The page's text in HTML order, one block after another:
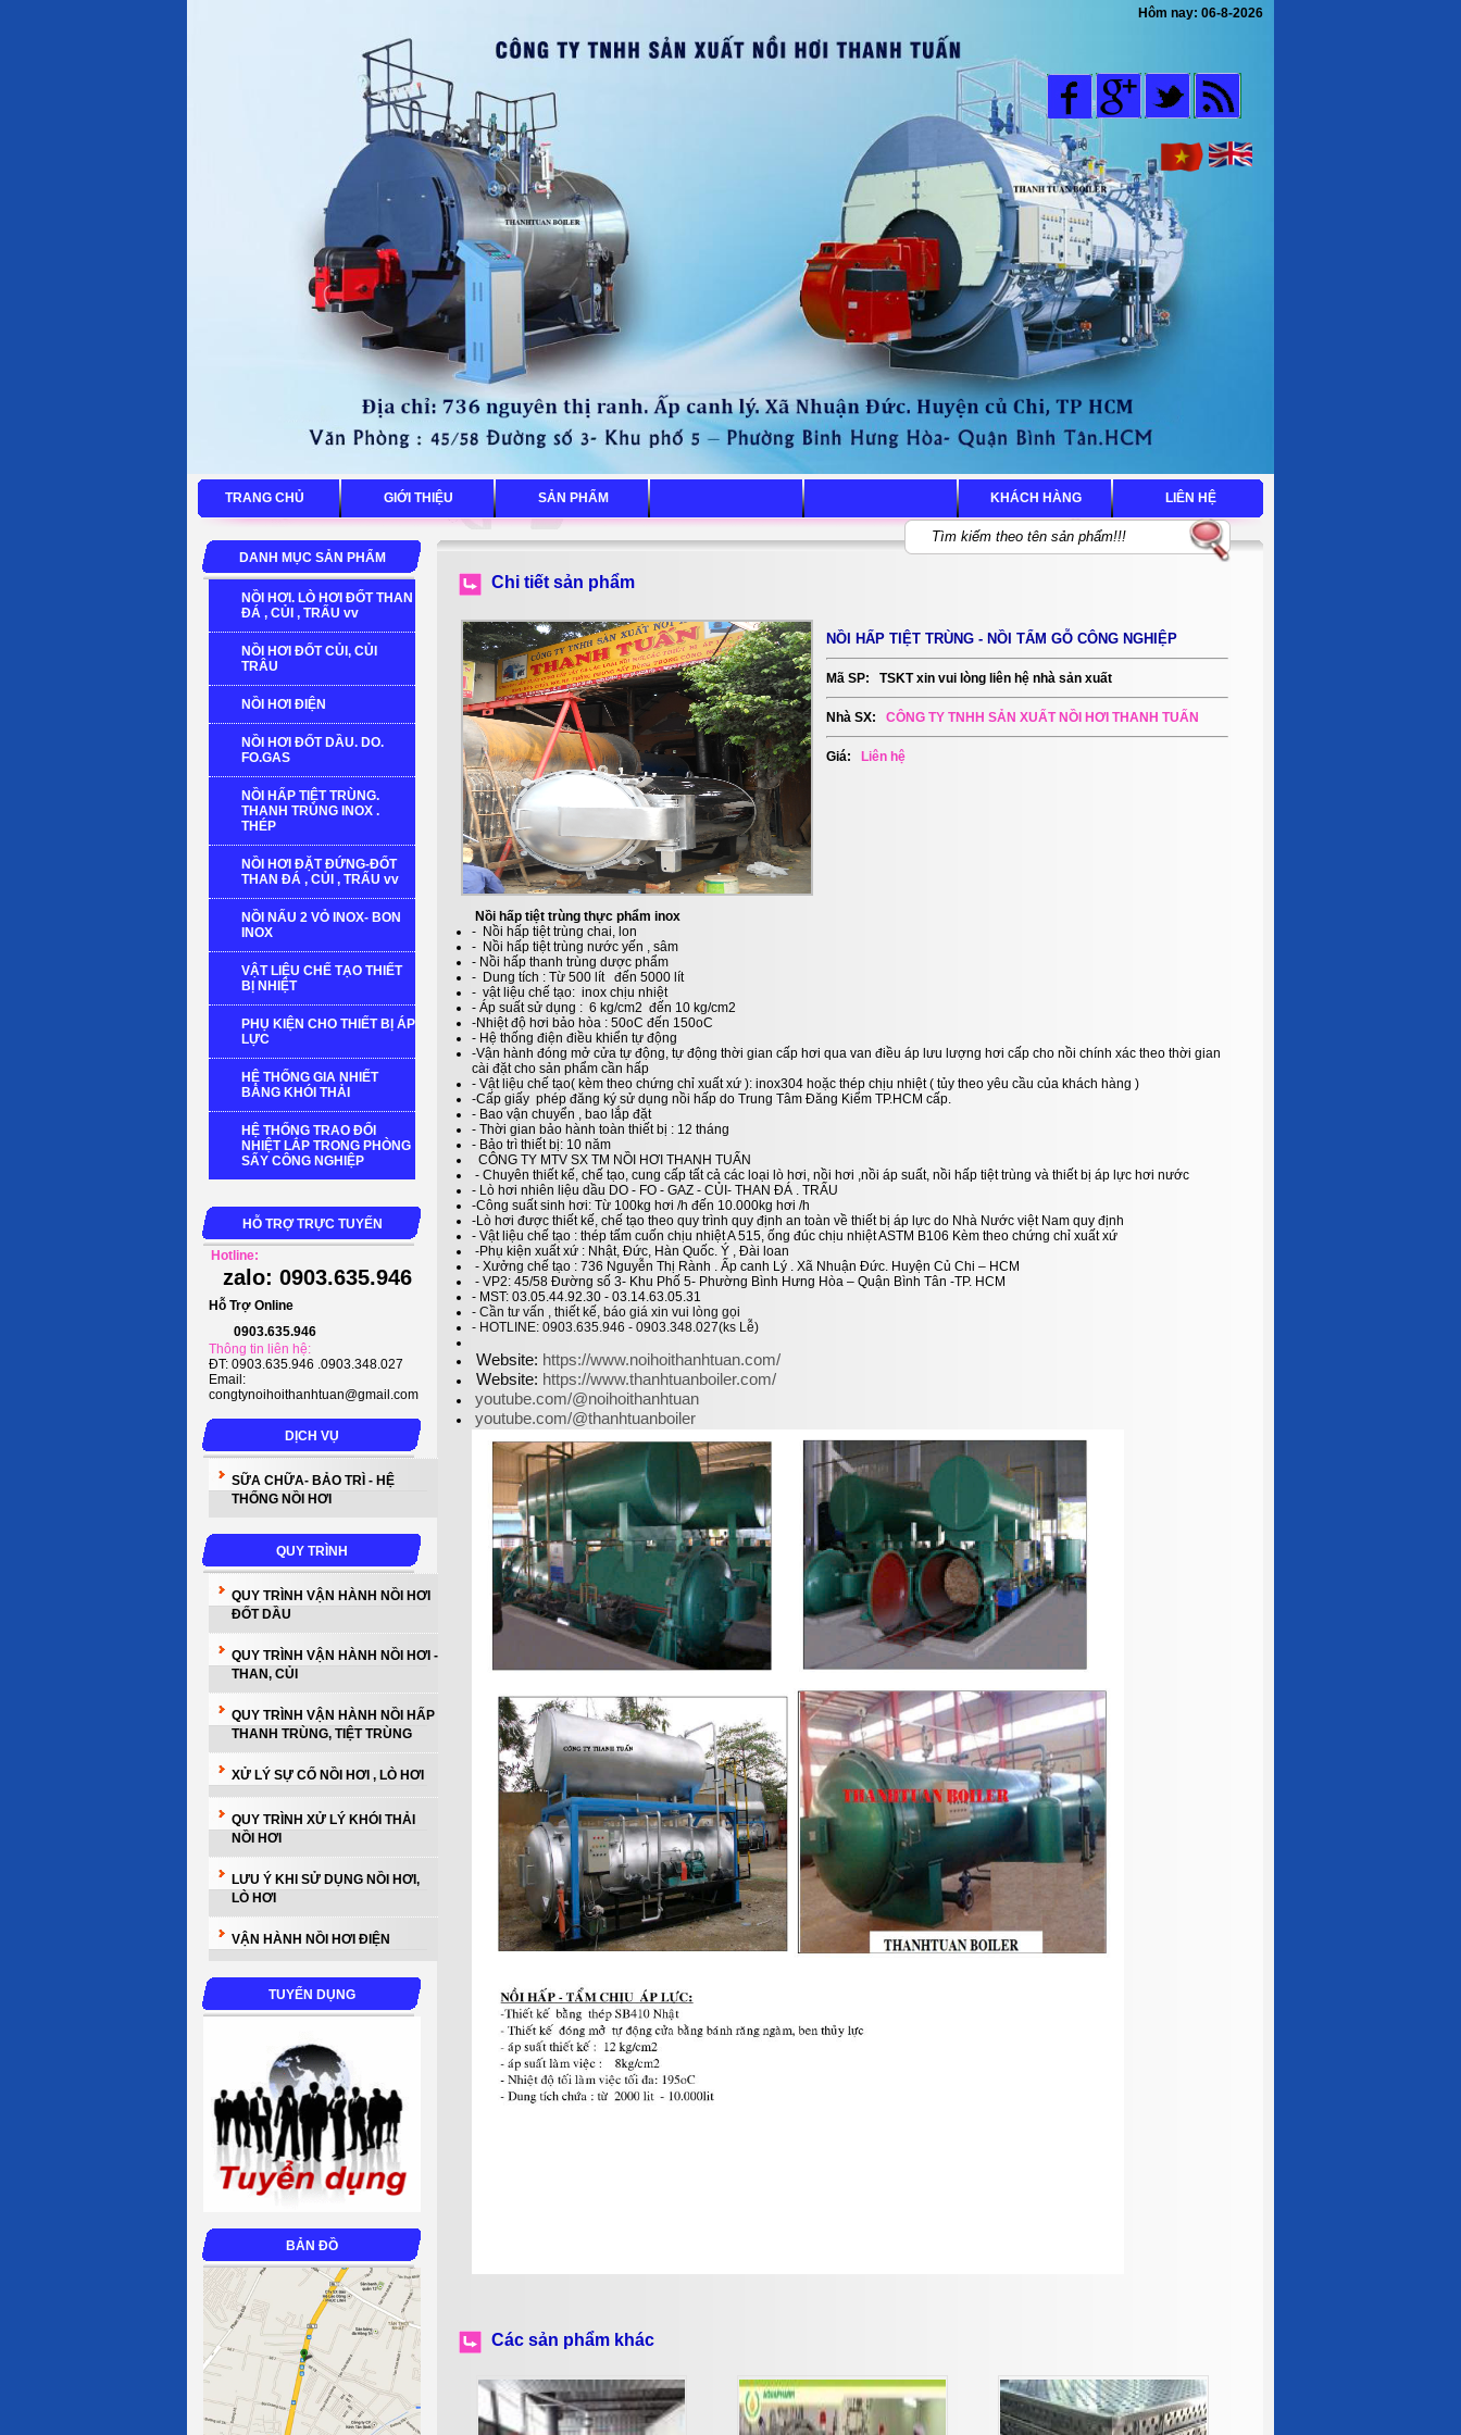
Hôm nay: 06-8-2026
TRANG CHỦ GIỚI THIỆU SẢN PHẨM KHÁCH HÀNG LIÊN HỆ
DANH MỤC SẢN PHẨM
NỒI HƠI. LÒ HƠI ĐỐT THAN
ĐÁ , CỦI , TRẤU vv
NỒI HƠI ĐỐT CỦI, CỦI
TRÂU
NỒI HƠI ĐIỆN
NỒI HƠI ĐỐT DẦU. DO.
FO.GAS
NỒI HẤP TIỆT TRÙNG.
THANH TRÙNG INOX .
THÉP
NỒI HƠI ĐẶT ĐỨNG-ĐỐT
THAN ĐÁ , CỦI , TRẤU vv
NỒI NẤU 2 VỎ INOX- BON
INOX
VẬT LIỆU CHẾ TẠO THIẾT
BỊ NHIỆT
PHỤ KIỆN CHO THIẾT BỊ ÁP
LỰC
HỆ THỐNG GIA NHIẾT
BẰNG KHÓI THẢI
HỆ THỐNG TRAO ĐỔI
NHIỆT LẮP TRONG PHÒNG
SẤY CÔNG NGHIỆP
HỖ TRỢ TRỰC TUYẾN
Hotline:
zalo: 0903.635.946
Hỗ Trợ Online
0903.635.946
Thông tin liên hệ:
ĐT: 0903.635.946 .0903.348.027
Email:
congtynoihoithanhtuan@gmail.com
DỊCH VỤ
SỮA CHỮA- BẢO TRÌ - HỆ
THỐNG NỒI HƠI
QUY TRÌNH
QUY TRÌNH VẬN HÀNH NỒI HƠI
ĐỐT DẦU
QUY TRÌNH VẬN HÀNH NỒI HƠI -
THAN, CỦI
QUY TRÌNH VẬN HÀNH NỒI HẤP
THANH TRÙNG, TIỆT TRÙNG
XỬ LÝ SỰ CỐ NỒI HƠI , LÒ HƠI
QUY TRÌNH XỬ LÝ KHÓI THẢI
NỒI HƠI
LƯU Ý KHI SỬ DỤNG NỒI HƠI,
LÒ HƠI
VẬN HÀNH NỒI HƠI ĐIỆN
TUYỂN DỤNG
BẢN ĐỒ
Chi tiết sản phẩm
NỒI HẤP TIỆT TRÙNG - NỒI TẨM GỖ CÔNG NGHIỆP
Mã SP: TSKT xin vui lòng liên hệ nhà sản xuất
Nhà SX: CÔNG TY TNHH SẢN XUẤT NỒI HƠI THANH TUẤN
Giá: Liên hệ
Nồi hấp tiệt trùng thực phẩm inox
- Nồi hấp tiệt trùng chai, lon
- Nồi hấp tiệt trùng nước yến , sâm
- Nồi hấp thanh trùng dược phẩm
- Dung tích : Từ 500 lít đến 5000 lít
- vật liệu chế tạo: inox chịu nhiệt
- Áp suất sử dụng : 6 kg/cm2 đến 10 kg/cm2
-Nhiệt độ hơi bảo hòa : 50oC đến 150oC
- Hệ thống điện điều khiển tự động
-Vận hành đóng mở cửa tự động, tự động thời gian cấp hơi qua van điều áp lưu lượng hơi cấp cho nồi chính xác theo thời gian
cài đặt cho sản phẩm cần hấp
- Vật liệu chế tạo( kèm theo chứng chỉ xuất xứ ): inox304 hoặc thép chịu nhiệt ( tủy theo yêu cầu của khách hàng )
-Cấp giấy phép đăng ký sử dụng nồi hấp do Trung Tâm Đăng Kiểm TP.HCM cấp.
- Bao vận chuyển , bao lắp đặt
- Thời gian bảo hành toàn thiết bị : 12 tháng
- Bảo trì thiết bị: 10 năm
CÔNG TY MTV SX TM NỒI HƠI THANH TUẤN
- Chuyên thiết kế, chế tạo, cung cấp tất cả các loại lò hơi, nồi hơi ,nồi áp suất, nồi hấp tiệt trùng và thiết bị áp lực hơi nước
- Lò hơi nhiên liệu dầu DO - FO - GAZ - CỦI- THAN ĐÁ . TRẤU
-Công suất sinh hơi: Từ 100kg hơi /h đến 10.000kg hơi /h
-Lò hơi được thiết kế, chế tạo theo quy trình quy định an toàn về thiết bị áp lực do Nhà Nước việt Nam quy định
- Vật liệu chế tạo : thép tấm cuốn chịu nhiệt A 515, ống đúc chịu nhiệt ASTM B106 Kèm theo chứng chỉ xuất xứ
-Phụ kiện xuất xứ : Nhật, Đức, Hàn Quốc. Ý , Đài loan
- Xưởng chế tạo : 736 Nguyễn Thị Rành . Ấp canh Lý . Xã Nhuận Đức. Huyện Củ Chi – HCM
- VP2: 45/58 Đường số 3- Khu Phố 5- Phường Bình Hưng Hòa – Quận Bình Tân -TP. HCM
- MST: 03.05.44.92.30 - 03.14.63.05.31
- Cần tư vấn , thiết kế, báo giá xin vui lòng gọi
- HOTLINE: 0903.635.946 - 0903.348.027(ks Lễ)
Website: https://www.noihoithanhtuan.com/
Website: https://www.thanhtuanboiler.com/
youtube.com/@noihoithanhtuan
youtube.com/@thanhtuanboiler
Các sản phẩm khác